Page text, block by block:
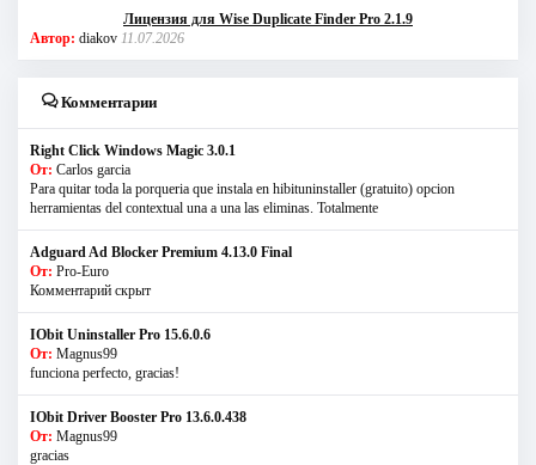
Лицензия для Wise Duplicate Finder Pro 2.1.9
Автор: diakov 11.07.2026
Комментарии
Right Click Windows Magic 3.0.1
От: Carlos garcia
Para quitar toda la porqueria que instala en hibituninstaller (gratuito) opcion
herramientas del contextual una a una las eliminas. Totalmente
Adguard Ad Blocker Premium 4.13.0 Final
От: Pro-Euro
Комментарий скрыт
IObit Uninstaller Pro 15.6.0.6
От: Magnus99
funciona perfecto, gracias!
IObit Driver Booster Pro 13.6.0.438
От: Magnus99
gracias